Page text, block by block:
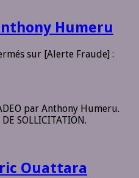
Humeru
sur [Alerte Fraude] :
par Anthony Humeru.
DE SOLLICITATION.
Ouattara